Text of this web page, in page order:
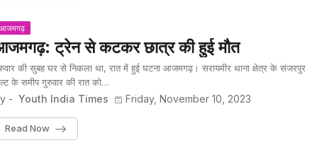
आजमगढ़
ट्रेन से कटकर छात्र की हुई मौत
की सुबह घर से निकला था, रात में हुई घटना आजमगढ़। सरायमीर थाना क्षेत्र के संजरपुर
के समीप गुरुवार की रात को…
- Youth India Times Friday, November 10, 2023
Read Now